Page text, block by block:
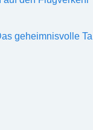
geheimnisvolle